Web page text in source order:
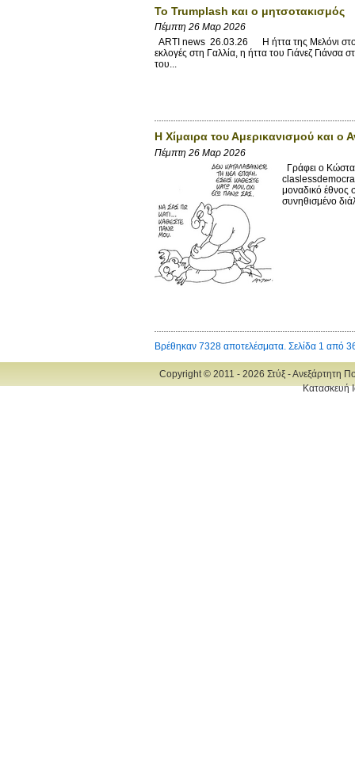
Το Trumplash και ο μητσοτακισμός
Πέμπτη 26 Μαρ 2026
ARTI news 26.03.26 Η ήττα της Μελόνι στο
εκλογές στη Γαλλία, η ήττα του Γιάνεζ
του...
Η Χίμαιρα του Αμερικανισμού και ο
Πέμπτη 26 Μαρ 2026
Γράφει ο
μοναδικό έθνος
συνηθισμένο
Βρέθηκαν 7328 αποτελέσματα. Σελίδα 1 από
Copyright © 2011 - 2026 Στύξ - Ανεξάρτητη
Κατασκευή